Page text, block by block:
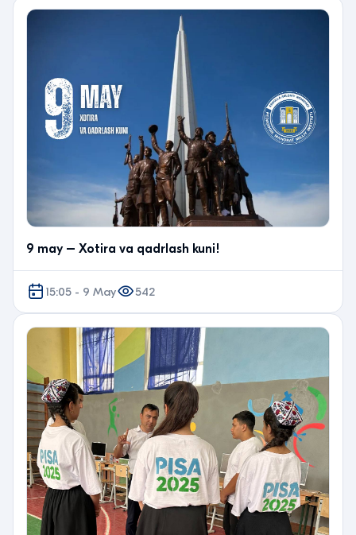
9 may – Xotira va qadrlash kuni!
15:05 - 9 May 542